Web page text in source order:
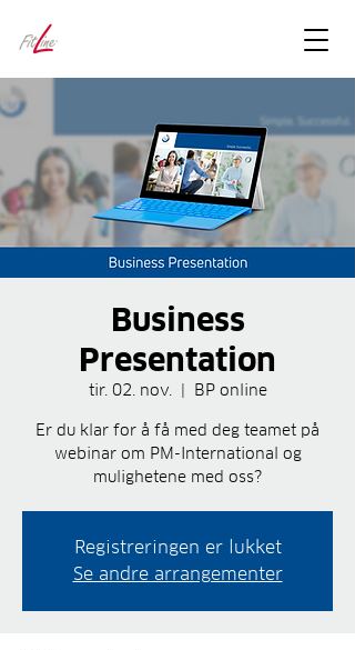
Business
Presentation
tir. 02. nov.
  |
BP online
Er du klar for å få med deg teamet på
webinar om PM-International og
mulighetene med oss?
Registreringen er lukket
Se andre arrangementer